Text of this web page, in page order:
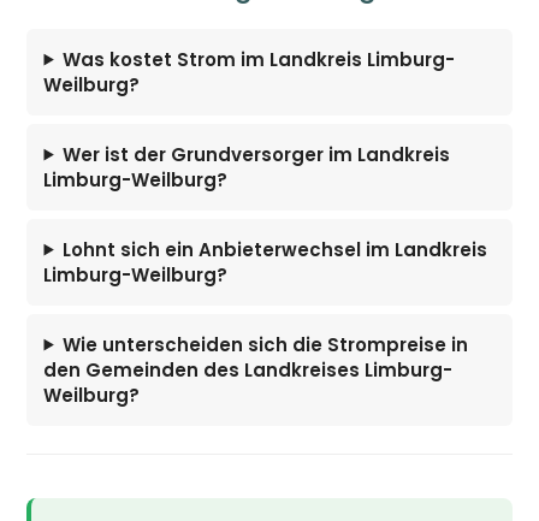
Was kostet Strom im Landkreis Limburg-
Weilburg?
Wer ist der Grundversorger im Landkreis
Limburg-Weilburg?
Lohnt sich ein Anbieterwechsel im Landkreis
Limburg-Weilburg?
Wie unterscheiden sich die Strompreise in
den Gemeinden des Landkreises Limburg-
Weilburg?